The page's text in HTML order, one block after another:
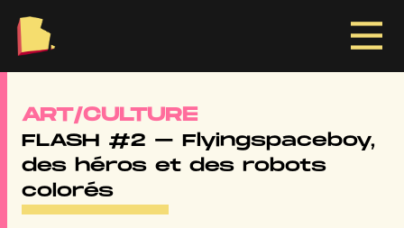
ART/CULTURE
FLASH #2 – Flyingspaceboy,
des héros et des robots
colorés